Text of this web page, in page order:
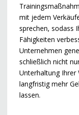
mit jedem
sprechen, sodass
Fähigkeiten
Unternehmen
schließlich nicht
Unterhaltung Ihrer
langfristig mehr
lassen.